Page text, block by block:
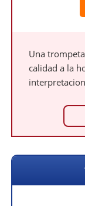
Una
calidad a la